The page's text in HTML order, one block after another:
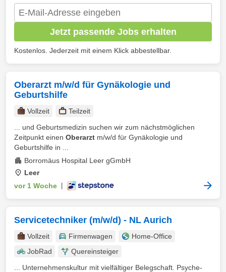
Jetzt passende Jobs erhalten
Kostenlos. Jederzeit mit einem Klick abbestellbar.
Oberarzt m/w/d für Gynäkologie und
Geburtshilfe
Vollzeit
Teilzeit
... und Geburtsmedizin suchen wir zum nächstmöglichen
Zeitpunkt einen Oberarzt m/w/d für Gynäkologie und
Geburtshilfe in ...
Borromäus Hospital Leer gGmbH
Leer
vor 1 Woche
Servicetechniker (m/w/d) - NL Aurich
Vollzeit Firmenwagen
Home-Office
JobRad
Quereinsteiger
... Unternehmenskultur mit vielfältiger Belegschaft. Psyche-